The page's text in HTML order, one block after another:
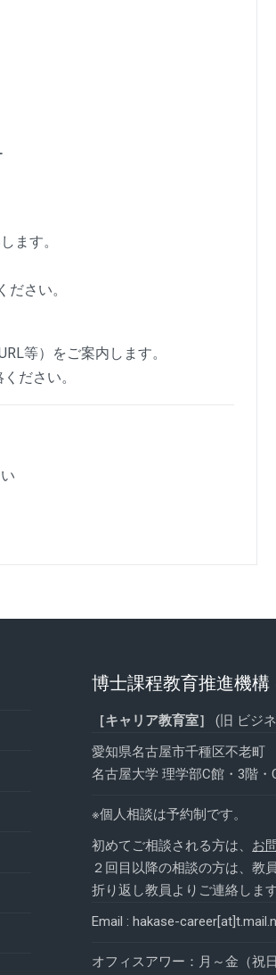
ます。
さい。
等）をご案内します。
ださい。
博士課程教育推進機
［キャリア教育室］
(旧 ビジ
愛知県名古屋市千種区不老町
名古屋大学 理学部C館・3階・
※個人相談は予約制です。
初めてご相談される方は、 お
２回目以降の相談の方は、教
折り返し教員よりご連絡します
Email : hakase-
オフィスアワー：月～金（祝